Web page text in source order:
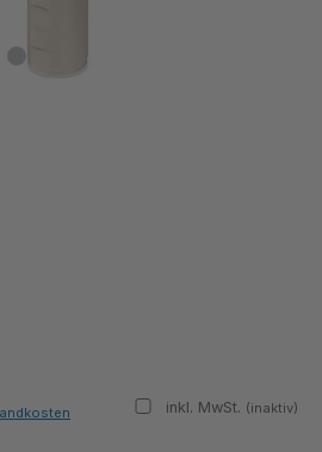
inkl. MwSt. (inaktiv)